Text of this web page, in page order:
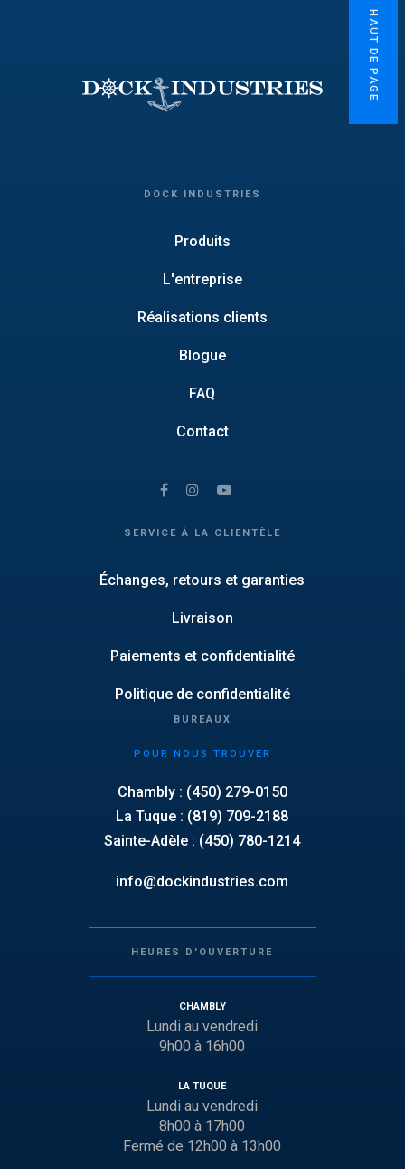
HAUT DE PAGE
DOCK INDUSTRIES
Produits
L'entreprise
Réalisations clients
Blogue
FAQ
Contact
SERVICE À LA CLIENTÈLE
Échanges, retours et garanties
Livraison
Paiements et confidentialité
Politique de confidentialité
BUREAUX
POUR NOUS TROUVER
Chambly : (450) 279-0150
La Tuque : (819) 709-2188
Sainte-Adèle : (450) 780-1214
info@dockindustries.com
HEURES D'OUVERTURE
CHAMBLY
Lundi au vendredi
9h00 à 16h00
LA TUQUE
Lundi au vendredi
8h00 à 17h00
Fermé de 12h00 à 13h00